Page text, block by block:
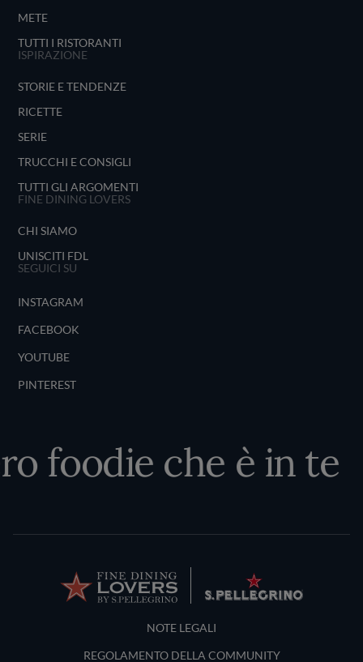
METE
TUTTI I RISTORANTI
ISPIRAZIONE
STORIE E TENDENZE
RICETTE
SERIE
TRUCCHI E CONSIGLI
TUTTI GLI ARGOMENTI
FINE DINING LOVERS
CHI SIAMO
UNISCITI FDL
SEGUICI SU
INSTAGRAM
FACEBOOK
YOUTUBE
PINTEREST
foodie che è in te
Terms and Conditions
NOTE LEGALI
REGOLAMENTO DELLA COMMUNITY